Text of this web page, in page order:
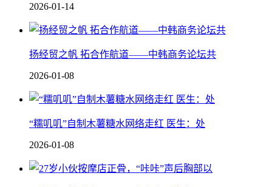
2026-01-14
扬经贸之帆 拓合作航道——中韩商务论坛共
2026-01-08
“糯叽叽”自制木薯糖水网络走红 医生：处
2026-01-08